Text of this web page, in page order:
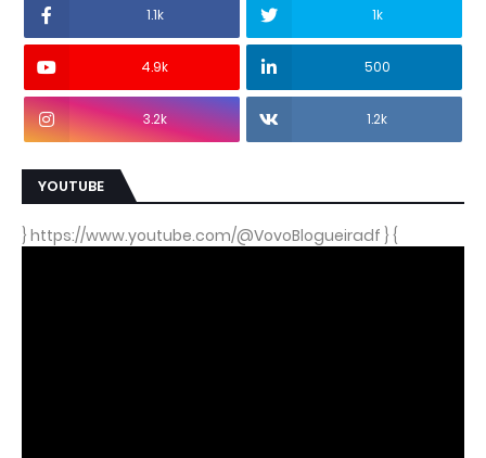
1.1k 1k
4.9k 500
3.2k 1.2k
YOUTUBE
} https://www.youtube.com/@VovoBlogueiradf } {